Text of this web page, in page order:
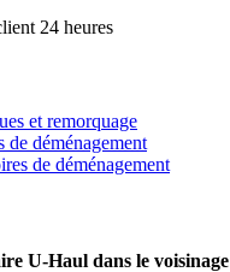
24 heures
et remorquage
de déménagement
de déménagement
U-Haul dans le voisinage